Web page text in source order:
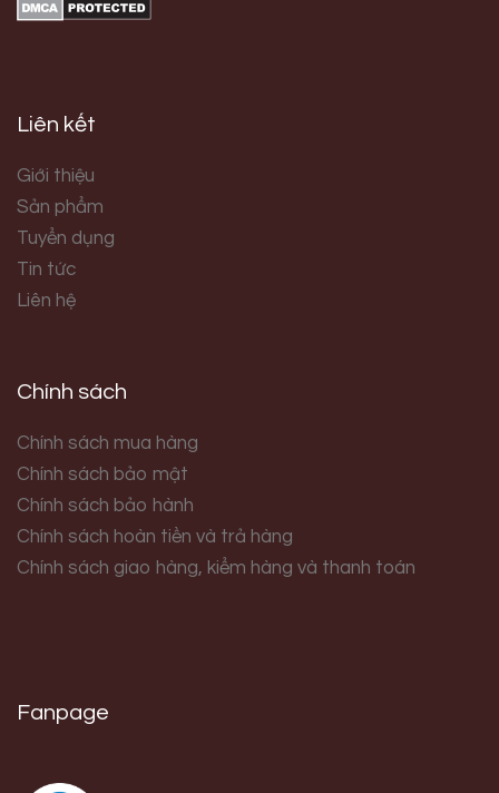
Liên kết
Giới thiệu
Sản phẩm
Tuyển dụng
Tin tức
Liên hệ
Chính sách
Chính sách mua hàng
Chính sách bảo mật
Chính sách bảo hành
Chính sách hoàn tiền và trả hàng
Chính sách giao hàng, kiểm hàng và thanh toán
Fanpage